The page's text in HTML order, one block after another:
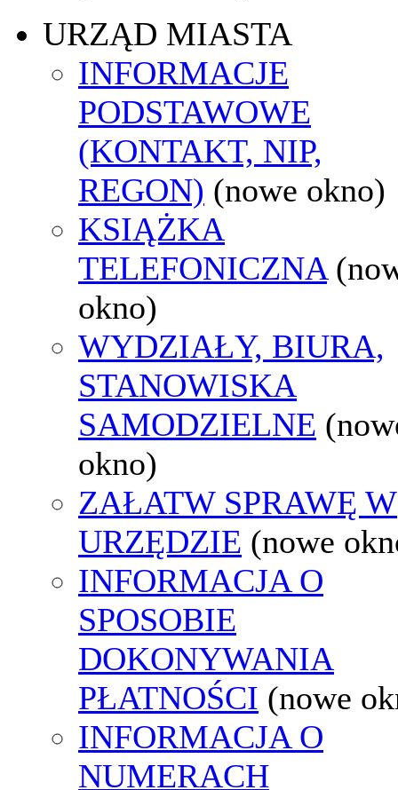
URZĄD MIASTA
INFORMACJE
PODSTAWOWE
(KONTAKT, NIP,
REGON) (nowe okno)
KSIĄŻKA
TELEFONICZNA
okno)
WYDZIAŁY, BIURA,
STANOWISKA
SAMODZIELNE
okno)
ZAŁATW SPRAWĘ W
URZĘDZIE (nowe
INFORMACJA O
SPOSOBIE
DOKONYWANIA
PŁATNOŚCI (nowe
INFORMACJA O
NUMERACH